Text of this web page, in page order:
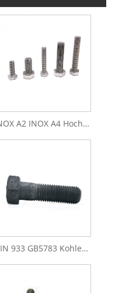
INOX A2 INOX A4 Hochwertiges Befestigungselement aus Edelstahl 304 316 DIN933 Sechskantschraube
DIN 933 GB5783 Kohlenstoffstahl, wettbewerbsfähiger Preis, ASTM A394, feuerverzinkt, HDG-Sechskant-Elektroturmschraube